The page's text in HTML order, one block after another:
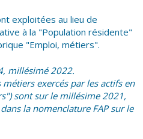
exploitées au lieu de
à la "Population résidente"
"Emploi, métiers".
millésimé 2022.
exercés par les actifs en
sont sur le millésime 2021,
la nomenclature FAP sur le